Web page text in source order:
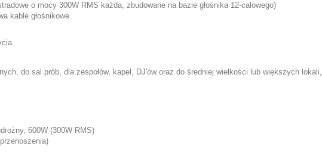
o mocy 300W RMS każda, zbudowane na bazie głośnika 12-calowego)
kable głośnikowe
do sal prób, dla zespołów, kapel, DJ'ów oraz do średniej wielkości lub większych lokali,
600W (300W RMS)